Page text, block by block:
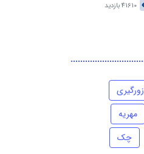
41610 بازدید
زورگیری
مهریه
چک